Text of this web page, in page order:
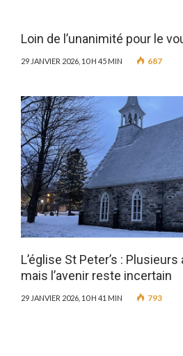
Loin de l’unanimité pour le
29 JANVIER 2026, 10 H 45 MIN 687
L’église St Peter’s :
mais l’avenir reste incertain
29 JANVIER 2026, 10 H 41 MIN 793